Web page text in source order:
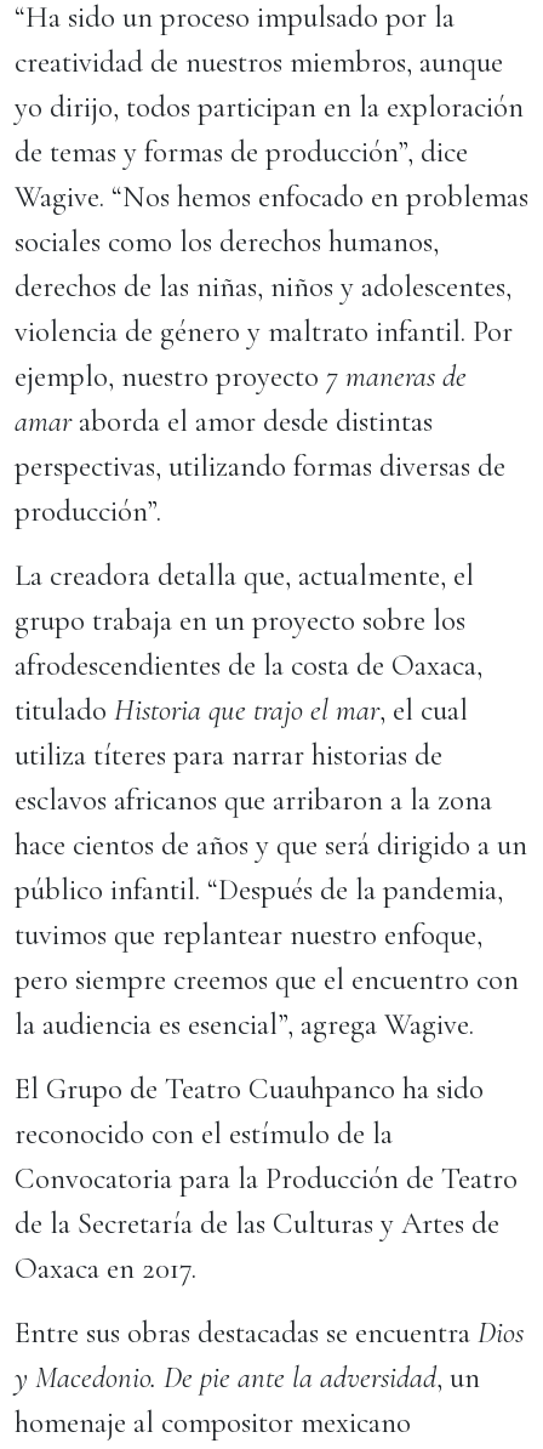
“Ha sido un proceso impulsado por la
creatividad de nuestros miembros, aunque
yo dirijo, todos participan en la exploración
de temas y formas de producción”, dice
Wagive. “Nos hemos enfocado en problemas
sociales como los derechos humanos,
derechos de las niñas, niños y adolescentes,
violencia de género y maltrato infantil. Por
ejemplo, nuestro proyecto 7 maneras de
amaraborda el amor desde distintas
perspectivas, utilizando formas diversas de
producción”.
La creadora detalla que, actualmente, el
grupo trabaja en un proyecto sobre los
afrodescendientes de la costa de Oaxaca,
titulado Historia que trajo el mar, el cual
utiliza títeres para narrar historias de
esclavos africanos que arribaron a la zona
hace cientos de años y que será dirigido a un
público infantil. “Después de la pandemia,
tuvimos que replantear nuestro enfoque,
pero siempre creemos que el encuentro con
la audiencia es esencial”, agrega Wagive.
El Grupo de Teatro Cuauhpanco ha sido
reconocido con el estímulo de la
Convocatoria para la Producción de Teatro
de la Secretaría de las Culturas y Artes de
Oaxaca en 2017.
Entre sus obras destacadas se encuentra Dios
y Macedonio. De pie ante la adversidad, un
homenaje al compositor mexicano